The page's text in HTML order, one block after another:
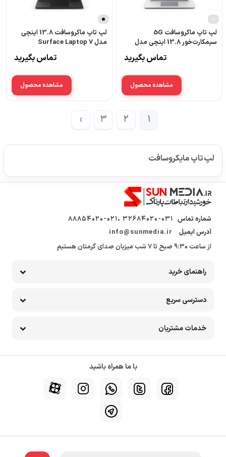
لپ تاپ ماکروسافت 5G
سیمکارت‌خور 13.8 اینچی مدل
Surface Laptop 7 Copilot
Plus PC intel Core Ultra 7
تماس بگیرید
مشاهده محصول
لپ تاپ ماکروسافت 13.8 اینچی
مدل Surface Laptop 7
Copilot Plus PC intel Core
Ultra 7 32GB 512GB SSD
تماس بگیرید
مشاهده محصول
1
2
3
›
لپ تاپ مایکروسافت
شماره تماس 32684020-031 ،88854020-021
آدرس ایمیل
از ساعت 9:30 صبح تا 7 شب میزبان صدای گرمتان هستیم
راهنمای خرید
دسترسی سریع
خدمات مشتریان
با ما همراه باشید